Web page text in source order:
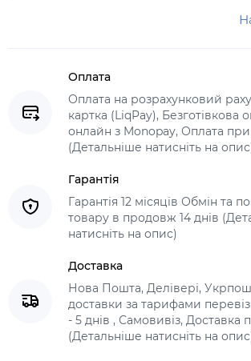
Оплата
Оплата на розрахунковий
картка (LiqPay), Безготівкова
онлайн з Monopay, Оплата при
(Детальніше натисніть на
Гарантія
Гарантія 12 місяців Обмін та
товару в продовж 14 днів
натисніть на опис)
Доставка
Нова Пошта, Делівері,
доставки за тарифами
- 5 днів , Самовивіз, Доставка
(Детальніше натисніть на